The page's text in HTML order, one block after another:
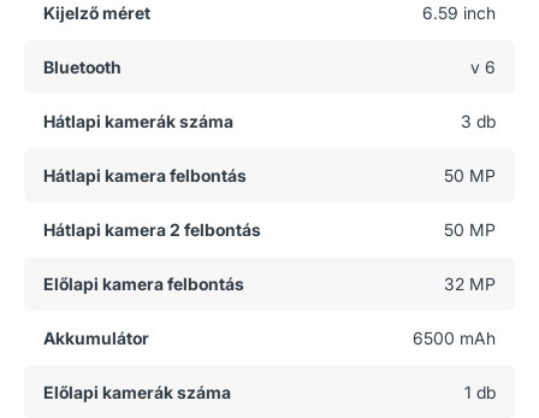
Kijelző méret 6.59 inch
Bluetooth v 6
Hátlapi kamerák száma 3 db
Hátlapi kamera felbontás 50 MP
Hátlapi kamera 2 felbontás 50 MP
Előlapi kamera felbontás 32 MP
Akkumulátor 6500 mAh
Előlapi kamerák száma 1 db